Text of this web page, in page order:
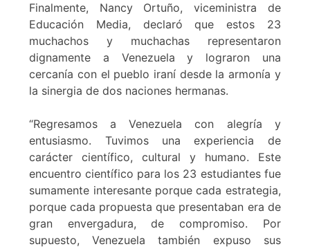
Finalmente, Nancy Ortuño, viceministra de
Educación Media, declaró que estos 23
muchachos y muchachas representaron
dignamente a Venezuela y lograron una
cercanía con el pueblo iraní desde la armonía y
la sinergia de dos naciones hermanas.
“Regresamos a Venezuela con alegría y
entusiasmo. Tuvimos una experiencia de
carácter científico, cultural y humano. Este
encuentro científico para los 23 estudiantes fue
sumamente interesante porque cada estrategia,
porque cada propuesta que presentaban era de
gran envergadura, de compromiso. Por
supuesto, Venezuela también expuso sus